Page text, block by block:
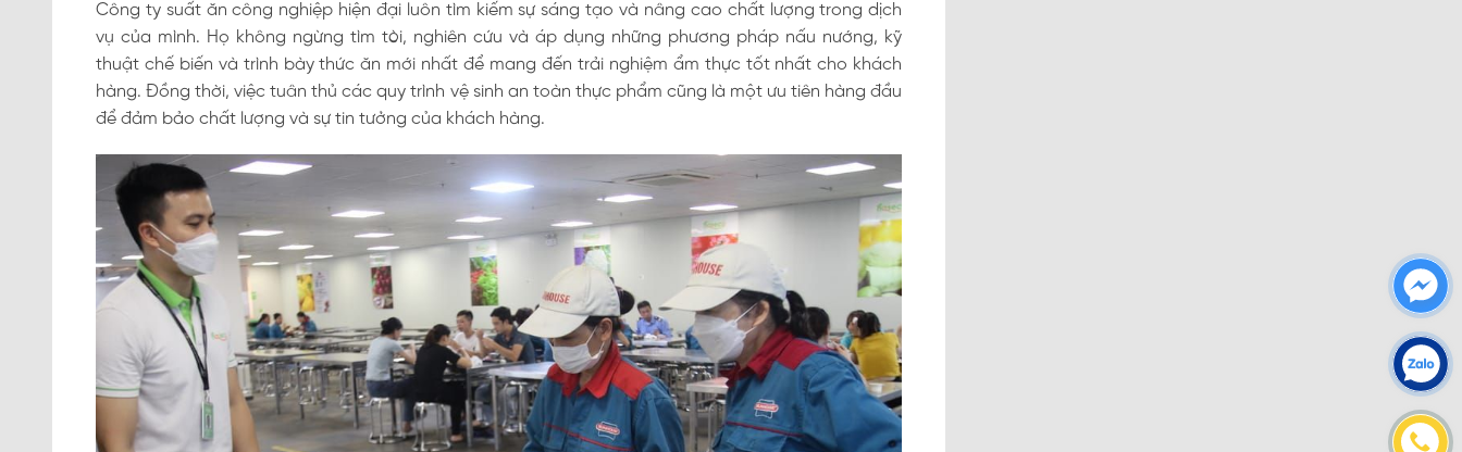
Công ty suất ăn công nghiệp hiện đại luôn tìm kiếm sự sáng tạo và nâng cao chất lượng trong dịch
vụ của mình. Họ không ngừng tìm tòi, nghiên cứu và áp dụng những phương pháp nấu nướng, kỹ
thuật chế biến và trình bày thức ăn mới nhất để mang đến trải nghiệm ẩm thực tốt nhất cho khách
hàng. Đồng thời, việc tuân thủ các quy trình vệ sinh an toàn thực phẩm cũng là một ưu tiên hàng đầu
để đảm bảo chất lượng và sự tin tưởng của khách hàng.